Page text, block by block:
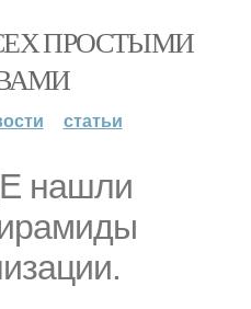
ПРОСТЫМИ
статьи
нашли